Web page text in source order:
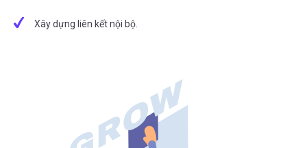
Xây dựng liên kết nội bộ.